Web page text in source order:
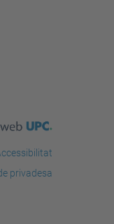
privadesa